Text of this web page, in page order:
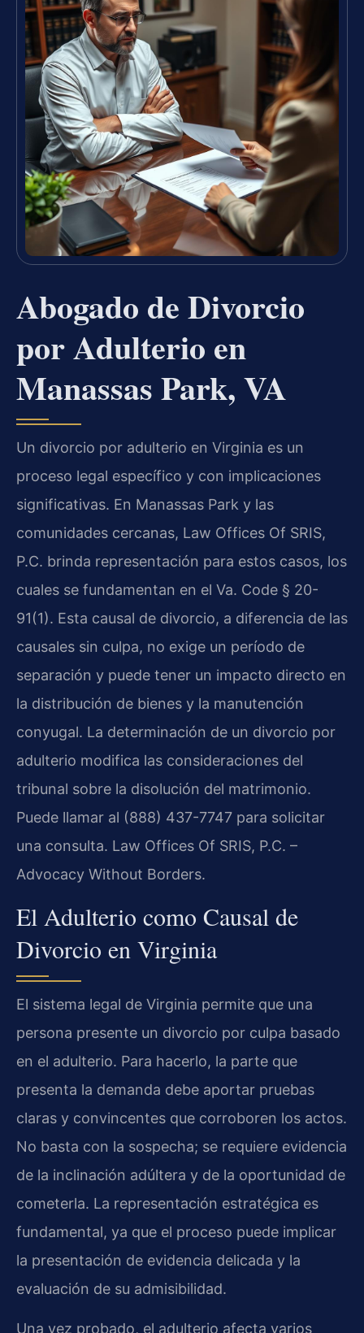
Abogado de Divorcio
por Adulterio en
Manassas Park, VA
Un divorcio por adulterio en Virginia es un
proceso legal específico y con implicaciones
significativas. En Manassas Park y las
comunidades cercanas, Law Offices Of SRIS,
P.C. brinda representación para estos casos, los
cuales se fundamentan en el Va. Code § 20-
91(1). Esta causal de divorcio, a diferencia de las
causales sin culpa, no exige un período de
separación y puede tener un impacto directo en
la distribución de bienes y la manutención
conyugal. La determinación de un divorcio por
adulterio modifica las consideraciones del
tribunal sobre la disolución del matrimonio.
Puede llamar al (888) 437-7747 para solicitar
una consulta. Law Offices Of SRIS, P.C. –
Advocacy Without Borders.
El Adulterio como Causal de
Divorcio en Virginia
El sistema legal de Virginia permite que una
persona presente un divorcio por culpa basado
en el adulterio. Para hacerlo, la parte que
presenta la demanda debe aportar pruebas
claras y convincentes que corroboren los actos.
No basta con la sospecha; se requiere evidencia
de la inclinación adúltera y de la oportunidad de
cometerla. La representación estratégica es
fundamental, ya que el proceso puede implicar
la presentación de evidencia delicada y la
evaluación de su admisibilidad.
Una vez probado, el adulterio afecta varios